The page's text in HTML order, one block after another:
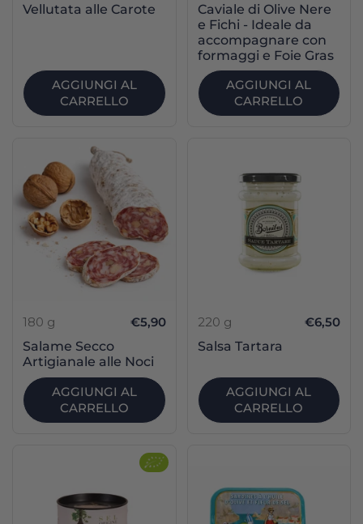
Vellutata alle Carote
AGGIUNGI AL
CARRELLO
Caviale di Olive Nere
e Fichi - Ideale da
accompagnare con
formaggi e Foie Gras
AGGIUNGI AL
CARRELLO
180 g
€5,90
Salame Secco
Artigianale alle Noci
AGGIUNGI AL
CARRELLO
220 g
€6,50
Salsa Tartara
AGGIUNGI AL
CARRELLO